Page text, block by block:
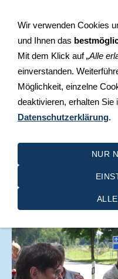
NAVIGATION EINBLENDEN
2021
Wir verwenden Cookies
und Ihnen das
Mit dem Klick auf„Alle
einverstanden.
Möglichkeit, einzelne
deaktivieren, erhalten Sie
Datenschutzerklärung.
NUR